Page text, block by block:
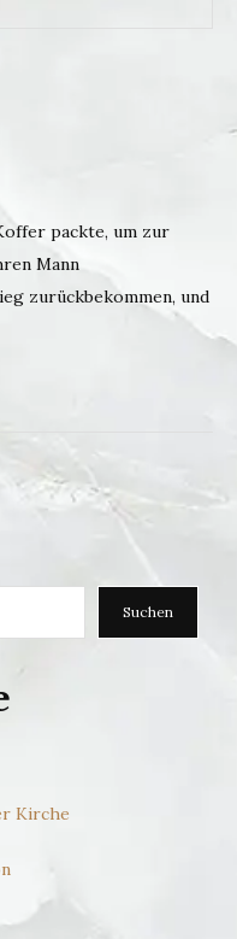
packte, um zur
Mann
zurückbekommen, und
Suchen
Kirche